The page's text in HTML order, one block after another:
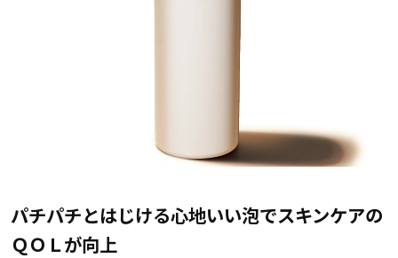
パチパチとはじける心地いい泡でスキンケアの
ＱＯＬが向上